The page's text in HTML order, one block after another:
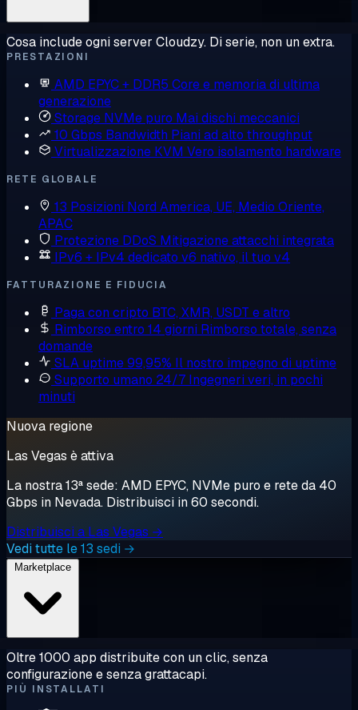
Cosa include ogni server Cloudzy. Di serie, non un extra.
PRESTAZIONI
AMD EPYC + DDR5 Core e memoria di ultima
generazione
Storage NVMe puro Mai dischi meccanici
10 Gbps Bandwidth Piani ad alto throughput
Virtualizzazione KVM Vero isolamento hardware
RETE GLOBALE
13 Posizioni Nord America, UE, Medio Oriente,
APAC
Protezione DDoS Mitigazione attacchi integrata
IPv6 + IPv4 dedicato v6 nativo, il tuo v4
FATTURAZIONE E FIDUCIA
Paga con cripto BTC, XMR, USDT e altro
Rimborso entro 14 giorni Rimborso totale, senza
domande
SLA uptime 99,95% Il nostro impegno di uptime
Supporto umano 24/7 Ingegneri veri, in pochi
minuti
Nuova regione
Las Vegas è attiva
La nostra 13ª sede: AMD EPYC, NVMe puro e rete da 40
Gbps in Nevada. Distribuisci in 60 secondi.
Distribuisci a Las Vegas →
Vedi tutte le 13 sedi →
Oltre 1000 app distribuite con un clic, senza
configurazione e senza grattacapi.
PIÙ INSTALLATI